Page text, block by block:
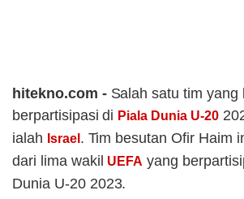
hitekno.com - Salah satu tim yang
berpartisipasi di Piala Dunia U-20
ialah Israel . Tim besutan Ofir Haim
dari lima wakil UEFA yang
Dunia U-20 2023.